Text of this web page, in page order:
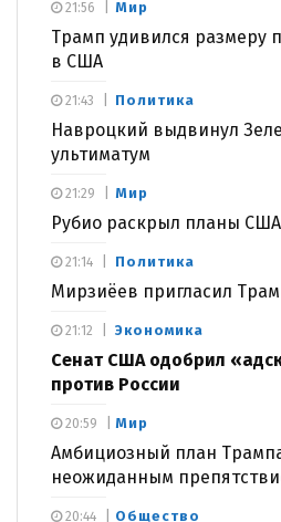
Мир
Трамп удивился размеру
в США
21:56
Политика
Навроцкий выдвинул
ультиматум
21:43
Мир
Рубио раскрыл планы
21:29
Политика
Мирзиёев пригласил
21:14
Экономика
Сенат США одобрил
против России
21:12
Мир
Амбициозный план
неожиданным
20:59
Общество
20:44